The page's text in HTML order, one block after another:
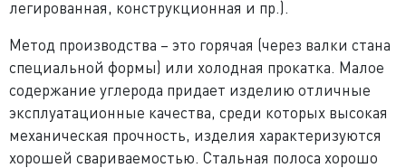
легированная, конструкционная и пр.).
Метод производства – это горячая (через валки стана
специальной формы) или холодная прокатка. Малое
содержание углерода придает изделию отличные
эксплуатационные качества, среди которых высокая
механическая прочность, изделия характеризуются
хорошей свариваемостью. Стальная полоса хорошо